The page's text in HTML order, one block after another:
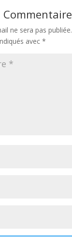
Commentaire
ne sera pas publiée.
avec *